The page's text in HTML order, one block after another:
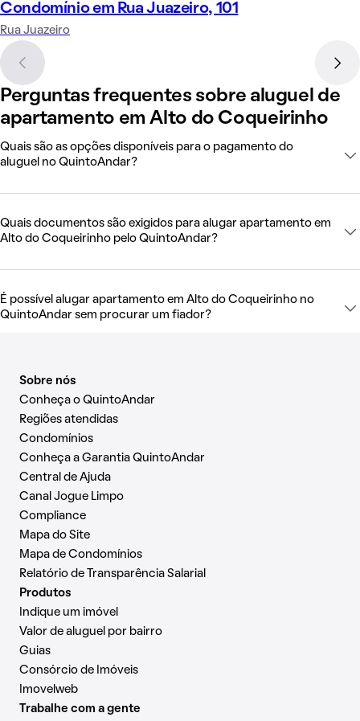
Condomínio em Rua Juazeiro, 101
Rua Juazeiro
Perguntas frequentes sobre aluguel de
apartamento em Alto do Coqueirinho
Quais são as opções disponíveis para o pagamento do
aluguel no QuintoAndar?
Quais documentos são exigidos para alugar apartamento em
Alto do Coqueirinho pelo QuintoAndar?
É possível alugar apartamento em Alto do Coqueirinho no
QuintoAndar sem procurar um fiador?
Sobre nós
Conheça o QuintoAndar
Regiões atendidas
Condomínios
Conheça a Garantia QuintoAndar
Central de Ajuda
Canal Jogue Limpo
Compliance
Mapa do Site
Mapa de Condomínios
Relatório de Transparência Salarial
Produtos
Indique um imóvel
Valor de aluguel por bairro
Guias
Consórcio de Imóveis
Imovelweb
Trabalhe com a gente